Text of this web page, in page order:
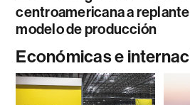
centroamericana a
modelo de producción
Económicas e